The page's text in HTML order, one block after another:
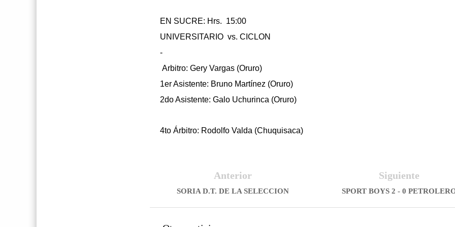
EN SUCRE: Hrs. 15:00
UNIVERSITARIO vs. CICLON
-
Arbitro: Gery Vargas (Oruro)
1er Asistente: Bruno Martínez (Oruro)
2do Asistente: Galo Uchurinca (Oruro)
4to Árbitro: Rodolfo Valda (Chuquisaca)
Siguiente
SPORT BOYS 2 - 0
Anterior
SORIA D.T. DE LA SELECCION